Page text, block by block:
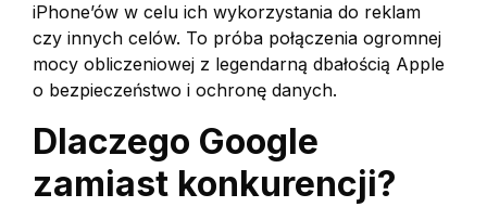
iPhone’ów w celu ich wykorzystania do reklam
czy innych celów. To próba połączenia ogromnej
mocy obliczeniowej z legendarną dbałością Apple
o bezpieczeństwo i ochronę danych.
Dlaczego Google
zamiast konkurencji?